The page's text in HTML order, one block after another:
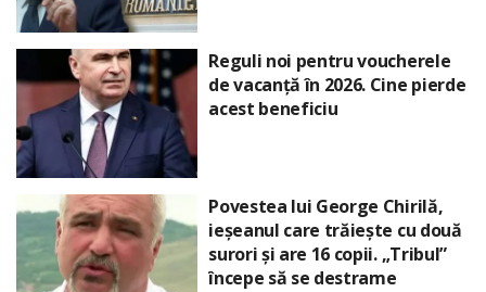
Reguli noi pentru voucherele
de vacanță în 2026. Cine pierde
acest beneficiu
Povestea lui George Chirilă,
ieșeanul care trăiește cu două
surori și are 16 copii. „Tribul”
începe să se destrame